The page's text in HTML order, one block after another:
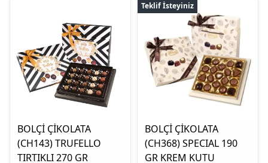
BOLÇİ ÇİKOLATA
(CH143) TRUFELLO
TIRTIKLI 270 GR
Teklif İsteyiniz
BOLÇİ ÇİKOLATA
(CH368) SPECIAL 190
GR KREM KUTU